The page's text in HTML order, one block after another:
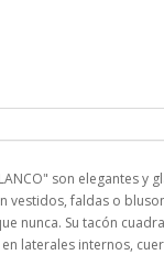
son elegantes y
vestidos, faldas o
nunca. Su tacón
laterales internos,